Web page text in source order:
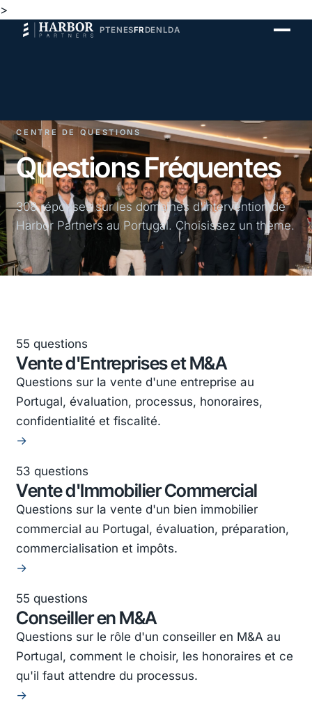
>
PTENESFRDENLDA
CENTRE DE QUESTIONS
Questions Fréquentes
308 réponses sur les domaines d'intervention de
Harbor Partners au Portugal. Choisissez un thème.
55 questions
Vente d'Entreprises et M&A
Questions sur la vente d'une entreprise au
Portugal, évaluation, processus, honoraires,
confidentialité et fiscalité.
→
53 questions
Vente d'Immobilier Commercial
Questions sur la vente d'un bien immobilier
commercial au Portugal, évaluation, préparation,
commercialisation et impôts.
→
55 questions
Conseiller en M&A
Questions sur le rôle d'un conseiller en M&A au
Portugal, comment le choisir, les honoraires et ce
qu'il faut attendre du processus.
→